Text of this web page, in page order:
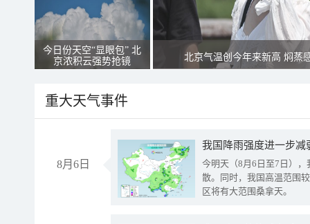
今日份天空“显眼包” 北
京浓积云强势抢镜
北京气温创今年来新高 焖蒸
重大天气事件
8月6日
今明天（8月6日至7日）
散。同时，我国高温范围
区将有大范围桑拿天。